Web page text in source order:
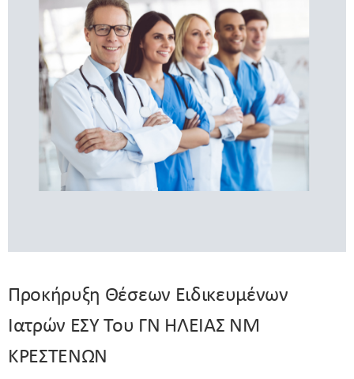
Προκήρυξη Θέσεων Ειδικευμένων
Ιατρών ΕΣΥ Του ΓΝ ΗΛΕΙΑΣ ΝΜ
ΚΡΕΣΤΕΝΩΝ